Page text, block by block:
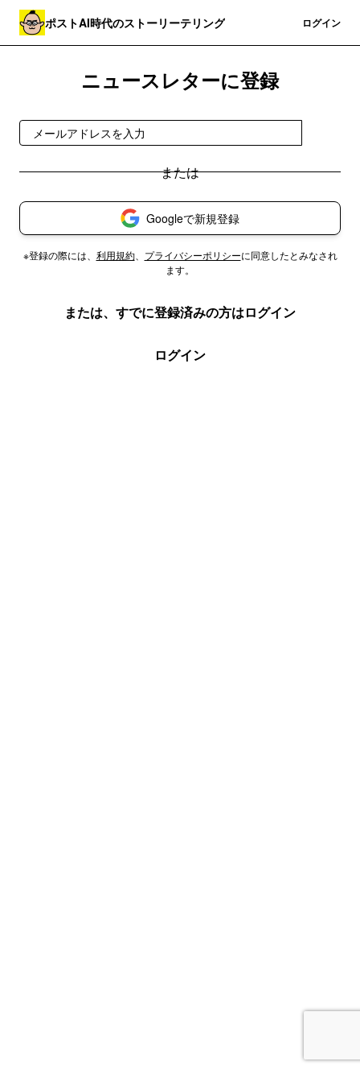
ポストAI時代のストーリーテリング ログイン
ニュースレターに登録
Googleで新規登録
※登録の際には、 利用規約、 プライバシーポリシーに同意したとみなされ
ます。
または、すでに登録済みの方はログイン
ログイン